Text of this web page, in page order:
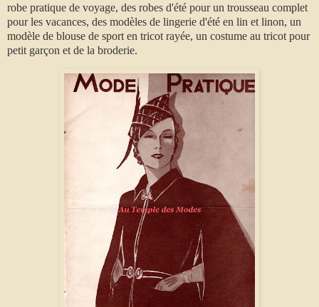
robe pratique de voyage, des robes d'été pour un trousseau complet
pour les vacances, des modèles de lingerie d'été en lin et linon, un
modèle de blouse de sport en tricot rayée, un costume au tricot pour
petit garçon et de la broderie.